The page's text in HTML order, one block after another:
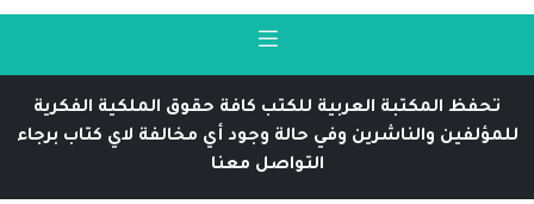
تحفظ المكتبة العربية للكتب كافة حقوق الملكية الفكرية
للمؤلفين والناشرين وفي حالة وجود أي مخالفة لاي كتاب برجاء
التواصل معنا